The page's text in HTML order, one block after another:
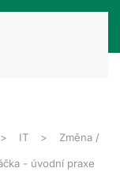
IT Změna /
- úvodní praxe